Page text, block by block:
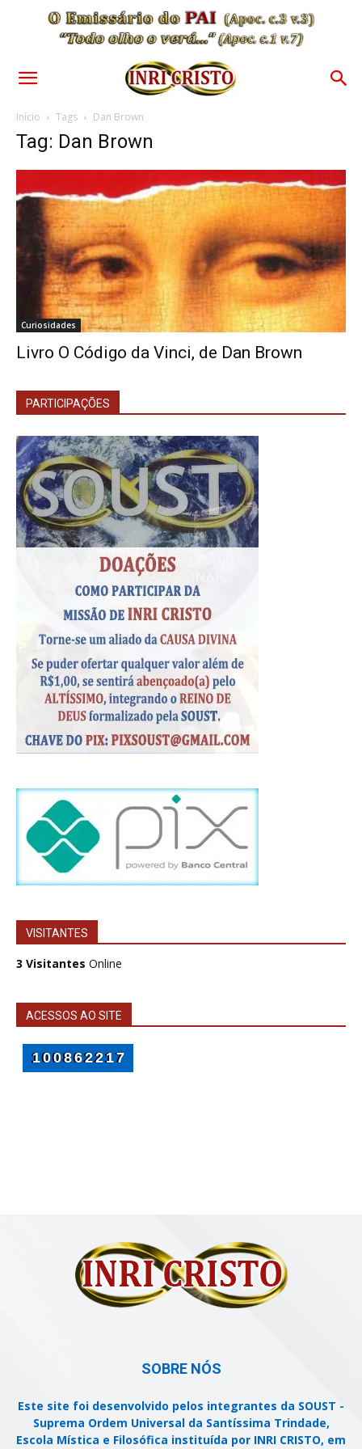
Início Tags Dan Brown
Tag: Dan Brown
Curiosidades
Livro O Código da Vinci, de Dan Brown
PARTICIPAÇÕES
VISITANTES
3 Visitantes Online
ACESSOS AO SITE
SOBRE NÓS
Este site foi desenvolvido pelos integrantes da SOUST -
Suprema Ordem Universal da Santíssima Trindade,
Escola Mística e Filosófica instituída por INRI CRISTO, em